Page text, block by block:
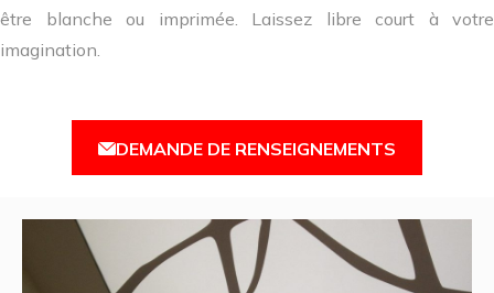
être blanche ou imprimée. Laissez libre court à votre
imagination.
DEMANDE DE RENSEIGNEMENTS